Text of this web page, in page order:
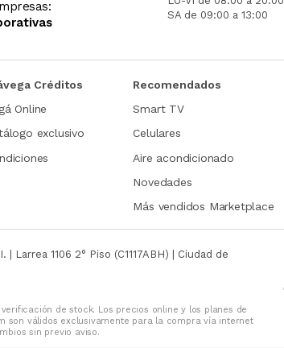
SA de 09:00 a 13:00
Créditos
Online
exclusivo
Recomendados
Smart TV
Celulares
Aire acondicionado
Novedades
Más vendidos Marketplace
| Larrea 1106 2° Piso (C1117ABH) | Ciudad de
de stock. Los precios online y los planes de
son válidos exclusivamente para la compra vía internet
sin previo aviso.